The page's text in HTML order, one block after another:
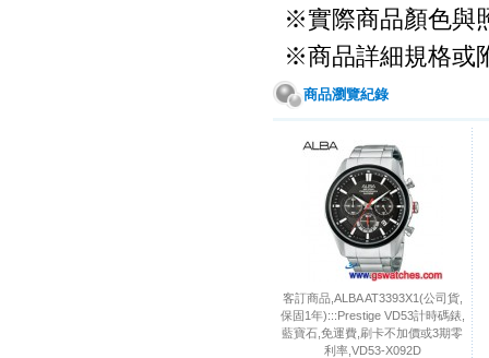
※實際商品顏色與
※商品詳細規格或
商品瀏覽紀錄
客訂商品,ALBA AT3393X1(公司貨,
保固1年):::Prestige VD53計時碼錶,
藍寶石,免運費,刷卡不加價或3期零
利率,VD53-X092D